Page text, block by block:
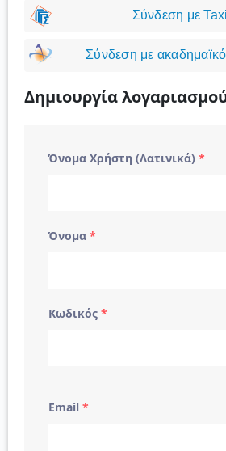
Σύνδεση με
Σύνδεση με
Δημιουργία
Όνομα Χρήστη (Λατινικά) *
Όνομα *
Κωδικός *
Email *